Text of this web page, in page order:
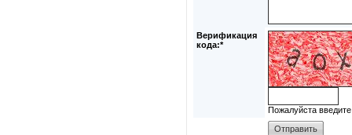
Верификация
кода:*
Пожалуйста